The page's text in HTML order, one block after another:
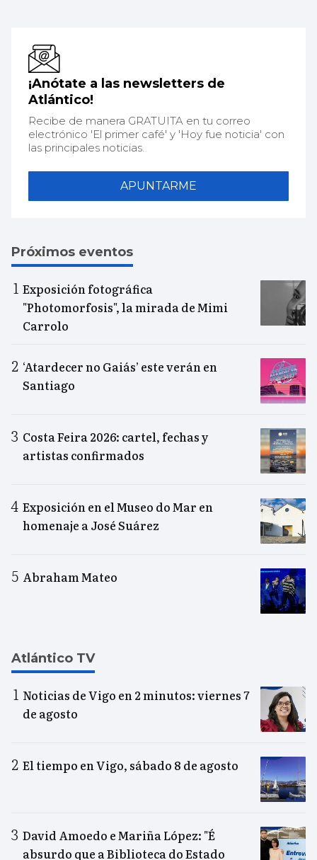
¡Anótate a las newsletters de
Atlántico!
Recibe de manera GRATUITA en tu correo
electrónico 'El primer café' y 'Hoy fue noticia' con
las principales noticias.
APUNTARME
Próximos eventos
Exposición fotográfica
"Photomorfosis", la mirada de Mimi
Carrolo
‘Atardecer no Gaiás’ este verán en
Santiago
Costa Feira 2026: cartel, fechas y
artistas confirmados
Exposición en el Museo do Mar en
homenaje a José Suárez
Abraham Mateo
Atlántico TV
Noticias de Vigo en 2 minutos: viernes 7
de agosto
El tiempo en Vigo, sábado 8 de agosto
David Amoedo e Mariña López: "É
absurdo que a Biblioteca do Estado